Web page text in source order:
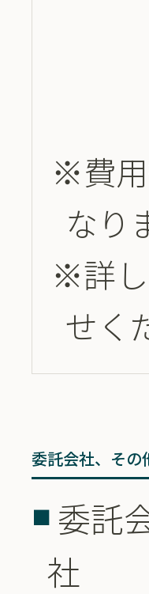
※費用
なり
※詳し
せく
委託会社、その
委託
社